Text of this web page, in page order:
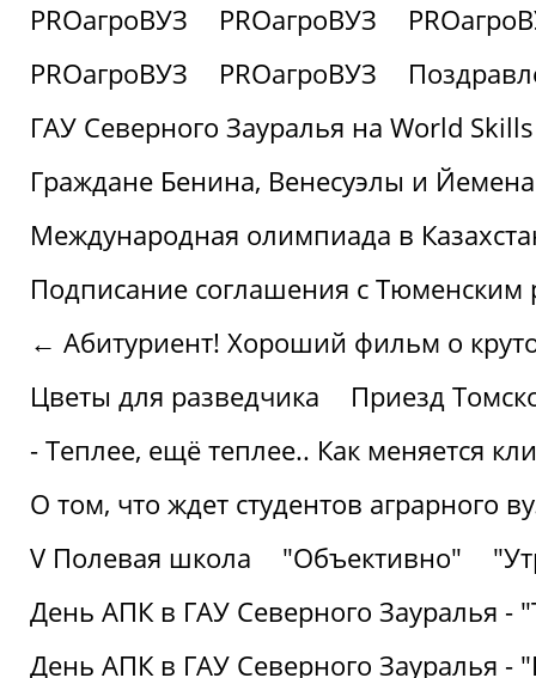
PROагроВУЗ
PROагроВУЗ
PROагроВУЗ
PROагроВУЗ
ГАУ Северного Зауралья на World
Граждане Бенина, Венесуэлы и
Международная олимпиада в
Подписание соглашения с Тюменским
← Абитуриент! Хороший фильм о
Цветы для разведчика
Приезд
- Теплее, ещё теплее.. Как меняется
О том, что ждет студентов аграрного
V Полевая школа
"Объективно"
День АПК в ГАУ Северного Зауралья -
День АПК в ГАУ Северного Зауралья -